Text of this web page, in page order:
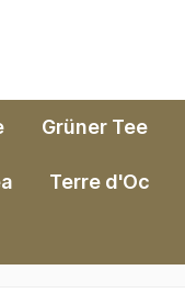
Grüner Tee
Terre d'Oc